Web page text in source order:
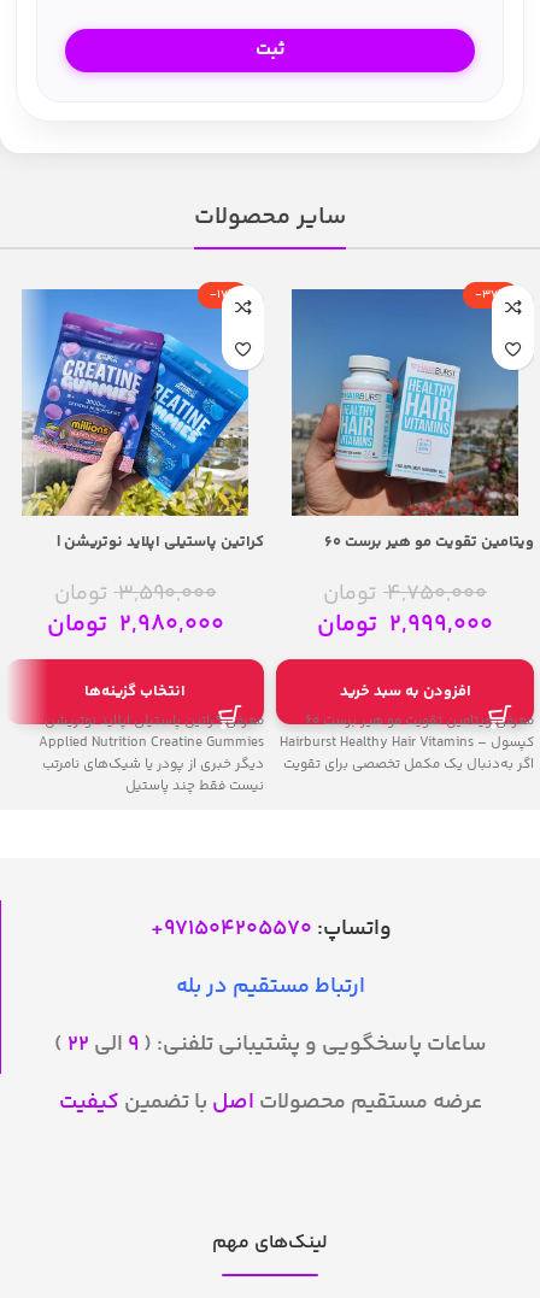
سایر محصولات
-37%
ویتامین تقویت مو هیر برست 60
Vitamins
4,750,000 تومان
2,999,000 تومان
افزودن به سبد خرید
معرفی ویتامین تقویت مو هیر برست 60
کپسول – Hairburst Healthy Hair Vitamins
اگر به‌دنبال یک مکمل تخصصی برای تقویت
-17%
کراتین پاستیلی اپلاید نوتریشن |
3,590,000 تومان
2,980,000 تومان
انتخاب گزینه‌ها
معرفی کراتین پاستیلی اپلاید نوتریشن
Applied Nutrition Creatine Gummies
دیگر خبری از پودر یا شیک‌های نامرتب
نیست فقط چند پاستیل
واتساپ: 971504205570
+
ارتباط مستقیم در بله
ساعات پاسخگویی و پشتیبانی تلفنی: ( ۹ الی ۲۲ )
عرضه مستقیم محصولات اصل با تضمین کیفیت
لینک‌های مهم